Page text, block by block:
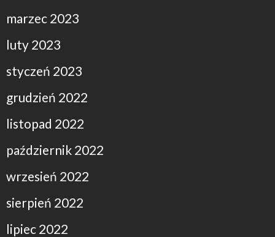
marzec 2023
luty 2023
styczeń 2023
grudzień 2022
listopad 2022
październik 2022
wrzesień 2022
sierpień 2022
lipiec 2022